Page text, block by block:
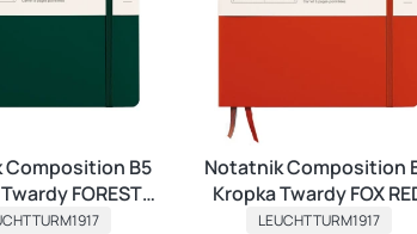
Composition B5
FOREST
GREEN
Notatnik Composition
Kropka Twardy FOX
PRODUCENT
LEUCHTTURM1917